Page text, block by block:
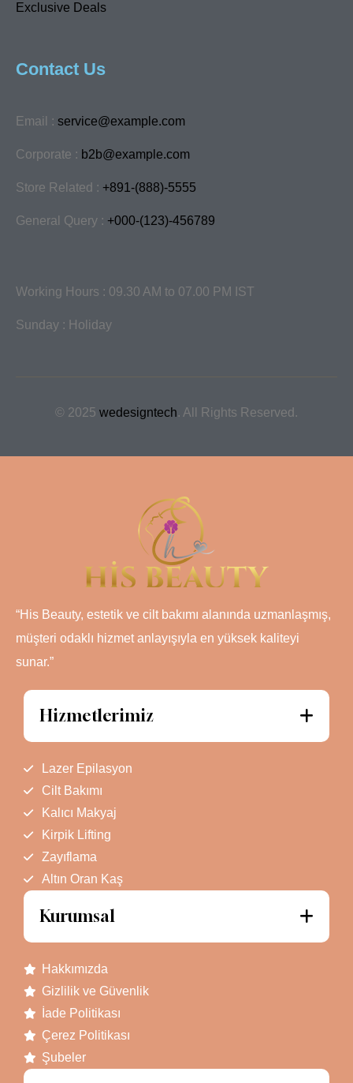
Exclusive Deals
Contact Us
Email : service@example.com
Corporate : b2b@example.com
Store Related : +891-(888)-5555
General Query : +000-(123)-456789
Working Hours : 09.30 AM to 07.00 PM IST
Sunday : Holiday
© 2025 wedesigntech. All Rights Reserved.
“His Beauty, estetik ve cilt bakımı alanında uzmanlaşmış,
müşteri odaklı hizmet anlayışıyla en yüksek kaliteyi
sunar.”
Hizmetlerimiz
Lazer Epilasyon
Cilt Bakımı
Kalıcı Makyaj
Kirpik Lifting
Zayıflama
Altın Oran Kaş
Kurumsal
Hakkımızda
Gizlilik ve Güvenlik
İade Politikası
Çerez Politikası
Şubeler